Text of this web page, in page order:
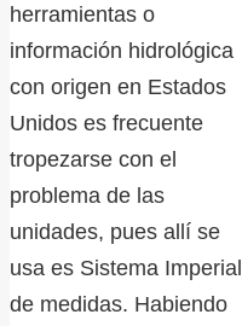
herramientas o
información hidrológica
con origen en Estados
Unidos es frecuente
tropezarse con el
problema de las
unidades, pues allí se
usa es Sistema Imperial
de medidas. Habiendo